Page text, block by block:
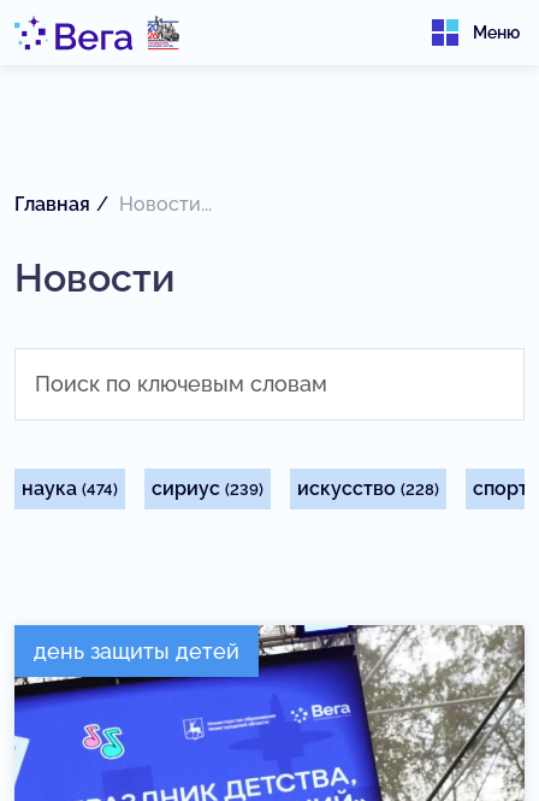
Меню
Главная Новости...
Новости
наука (474) сириус (239) искусство (228) спорт
день защиты детей